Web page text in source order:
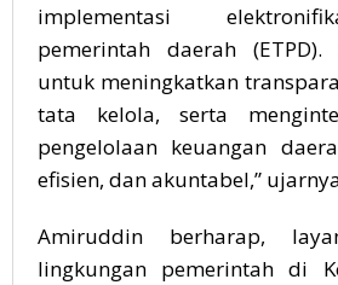
implementasi
pemerintah daerah
untuk meningkatkan
tata kelola, serta
pengelolaan keuangan
efisien, dan akuntabel,”
Amiruddin berharap,
lingkungan pemerintah di